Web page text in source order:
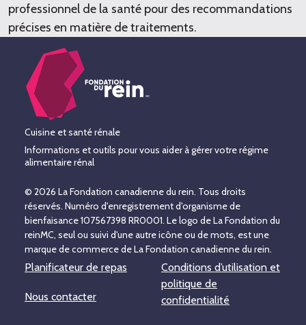
professionnel de la santé pour des recommandations
précises en matière de traitements.
Cuisine et santé rénale
Informations et outils pour vous aider à gérer votre régime
alimentaire rénal
© 2026 La Fondation canadienne du rein. Tous droits
réservés. Numéro d'enregistrement d'organisme de
bienfaisance 107567398 RR0001. Le logo de La Fondation du
reinMC, seul ou suivi d'une autre icône ou de mots, est une
marque de commerce de La Fondation canadienne du rein.
Planificateur de repas
Nous contacter
Conditions d’utilisation et
politique de
confidentialité